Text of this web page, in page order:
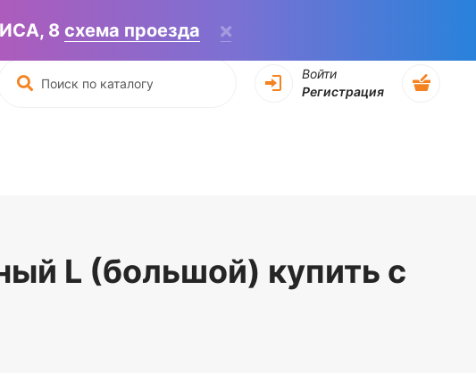
Войти
Регистрация
L (большой) купить с
8 схема проезда